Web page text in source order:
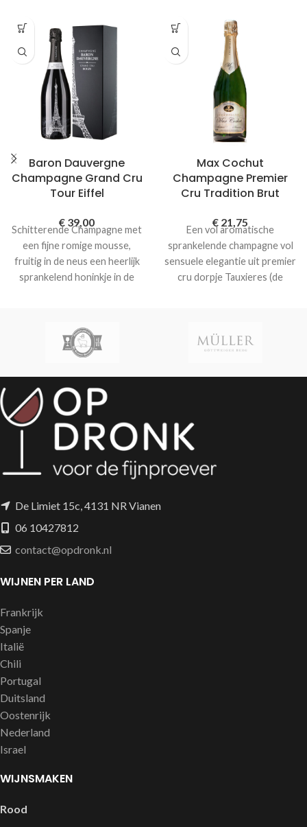
Baron Dauvergne
Champagne Grand Cru
Tour Eiffel
€ 39,00
Schitterende Champagne met
een fijne romige mousse,
fruitig in de neus een heerlijk
sprankelend honinkje in de
met een fijne romige mousse
en heerlijk fruit in de neus.
Max Cochut
Champagne Premier
Cru Tradition Brut
€ 21,75
Een vol aromatische
sprankelende champagne vol
sensuele elegantie uit premier
cru dorpje Tauxieres (de
De Limiet 15c, 4131 NR Vianen
06 10427812
contact@opdronk.nl
WIJNEN PER LAND
Frankrijk
Spanje
Italië
Chili
Portugal
Duitsland
Oostenrijk
Nederland
Israel
WIJNSMAKEN
Rood